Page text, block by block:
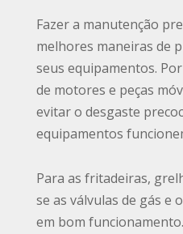
Fazer a manutenção
melhores maneiras de
seus equipamentos.
de motores e peças
evitar o desgaste
equipamentos
Para as fritadeiras,
se as válvulas de gás e
em bom